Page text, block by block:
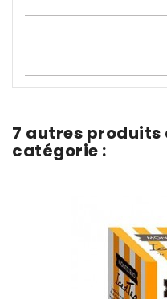
7 autres produits
catégorie :